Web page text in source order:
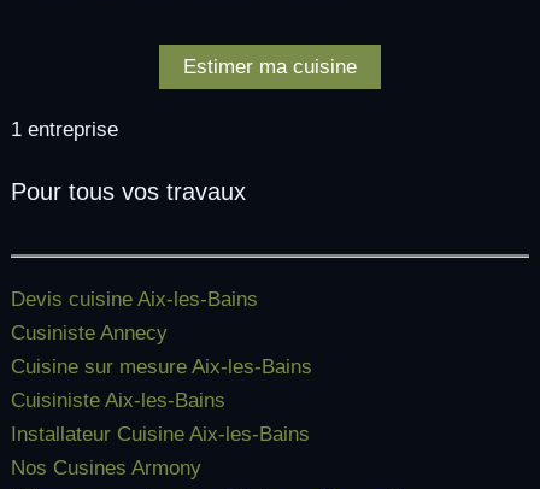
Estimer ma cuisine
1 entreprise
Pour tous vos travaux
Devis cuisine Aix-les-Bains
Cusiniste Annecy
Cuisine sur mesure Aix-les-Bains
Cuisiniste Aix-les-Bains
Installateur Cuisine Aix-les-Bains
Nos Cusines Armony